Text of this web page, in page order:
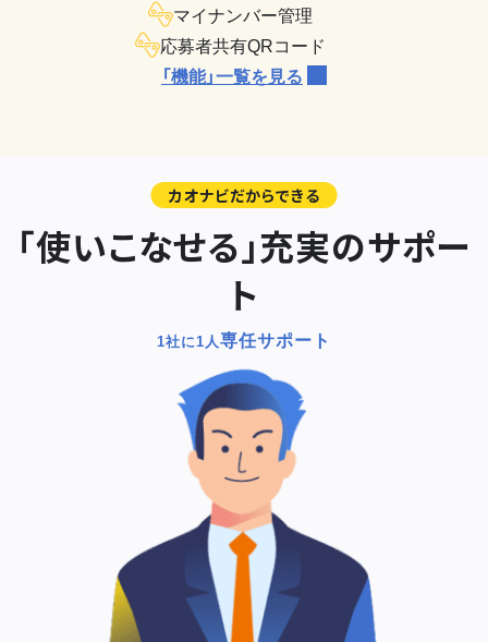
マイナンバー管理
応募者共有QRコード
「機能」一覧を見る
カオナビだからできる
「使いこなせる」充実のサポー
ト
1社に1人専任サポート